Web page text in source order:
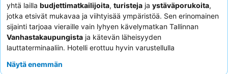
yhtä lailla budjettimatkailijoita, turisteja ja ystäväporukoita,
jotka etsivät mukavaa ja viihtyisää ympäristöä. Sen erinomainen
sijainti tarjoaa vieraille vain lyhyen kävelymatkan Tallinnan
Vanhastakaupungista ja kätevän läheisyyden
lauttaterminaaliin. Hotelli erottuu hyvin varustellulla
itsepalveluvohvelipisteellä
Näytä enemmän